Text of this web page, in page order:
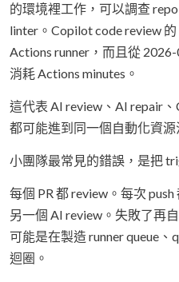
的環境裡工作，可以調查
linter。Copilot code review
Actions runner，而且從
消耗 Actions minutes。
這代表 AI review、AI repair
都可能進到同一個自動化資源
小團隊最常見的錯誤，是把
每個 PR 都 review。每次
另一個 AI review。失敗了再
可能是在製造 runner queue
迴圈。